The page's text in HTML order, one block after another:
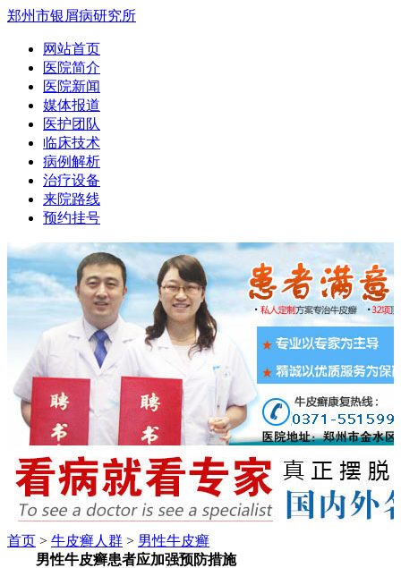
郑州市银屑病研究所
网站首页
医院简介
医院新闻
媒体报道
医护团队
临床技术
病例解析
治疗设备
来院路线
预约挂号
首页 > 牛皮癣人群 > 男性牛皮癣
男性牛皮癣患者应加强预防措施